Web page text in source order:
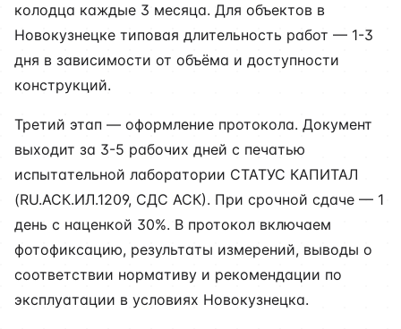
колодца каждые 3 месяца. Для объектов в
Новокузнецке типовая длительность работ — 1-3
дня в зависимости от объёма и доступности
конструкций.
Третий этап — оформление протокола. Документ
выходит за 3-5 рабочих дней с печатью
испытательной лаборатории СТАТУС КАПИТАЛ
(RU.АСК.ИЛ.1209, СДС АСК). При срочной сдаче — 1
день с наценкой 30%. В протокол включаем
фотофиксацию, результаты измерений, выводы о
соответствии нормативу и рекомендации по
эксплуатации в условиях Новокузнецка.